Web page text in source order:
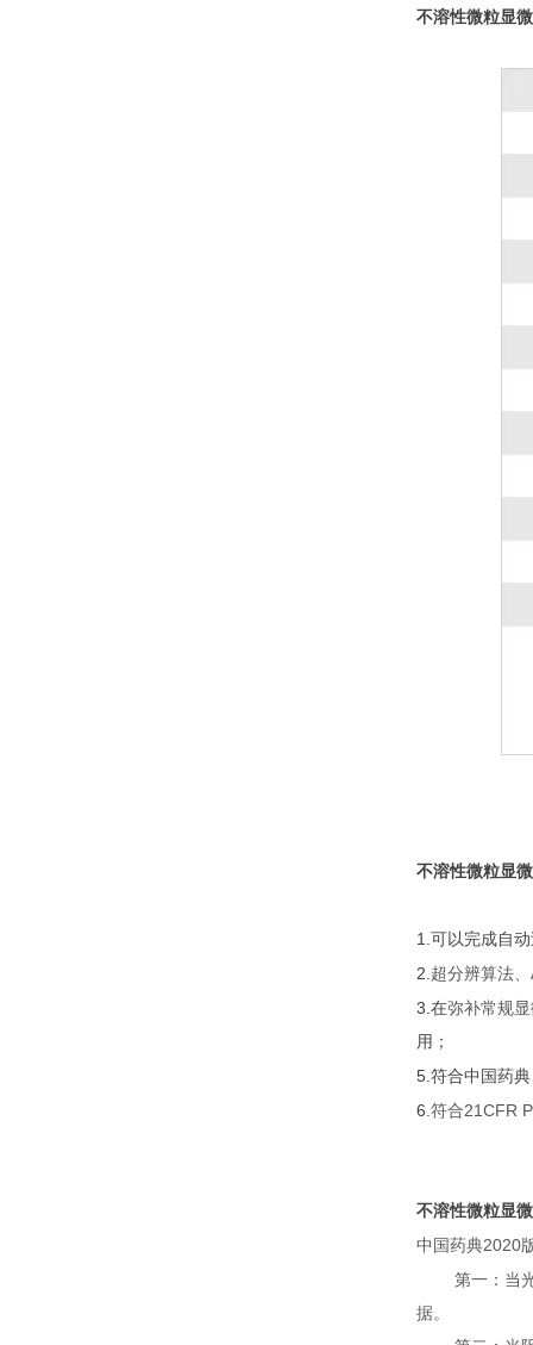
不溶性微粒显
不溶性微粒显
1. 可以完成自
2. 超分辨算法、
3. 在弥补常规
用；
5. 符合中国药
6. 符合21CFR
不溶性微粒显
中国药典2020
第一：当
据。